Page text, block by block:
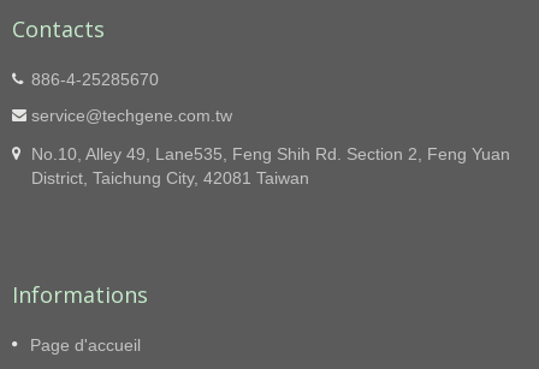
Contacts
886-4-25285670
service@techgene.com.tw
No.10, Alley 49, Lane535, Feng Shih Rd. Section 2, Feng Yuan
District, Taichung City, 42081 Taiwan
Informations
Page d'accueil